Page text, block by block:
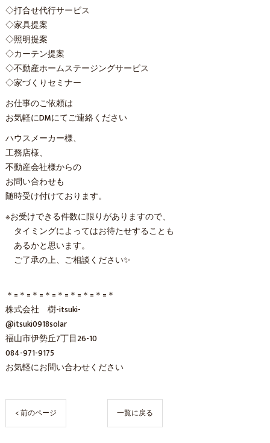
◇打合せ代行サービス
◇家具提案
◇照明提案
◇カーテン提案
◇不動産ホームステージングサービス
◇家づくりセミナー
お仕事のご依頼は
お気軽にDMにてご連絡ください
ハウスメーカー様、
工務店様、
不動産会社様からの
お問い合わせも
随時受け付けております。
※お受けできる件数に限りがありますので、
タイミングによってはお待たせすることも
あるかと思います。
ご了承の上、ご相談ください✨
＊=＊=＊=＊=＊=＊=＊=＊=＊
株式会社 樹-itsuki-
@itsuki0918solar
福山市伊勢丘7丁目26-10
084-971-9175
お気軽にお問い合わせください
< 前のページ 一覧に戻る